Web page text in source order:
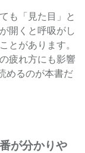
も「見た目」と
開くと呼吸がし
とがあります。
疲れ方にも影響
めるのが本書だ
が分かりや